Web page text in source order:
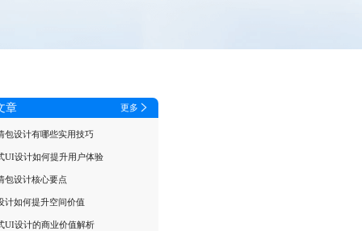
章 更多
包设计有哪些实用技巧
UI设计如何提升用户体验
包设计核心要点
计如何提升空间价值
UI设计的商业价值解析